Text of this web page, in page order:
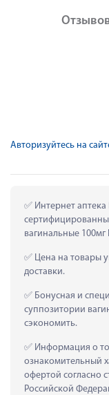
Авторизуйтесь на
Интернет
вагинальные 100мг
Цена на товары
доставки.
Бонусная и
суппозитории
сэкономить.
Информация о
ознакомительный
офертой согласно
Российской